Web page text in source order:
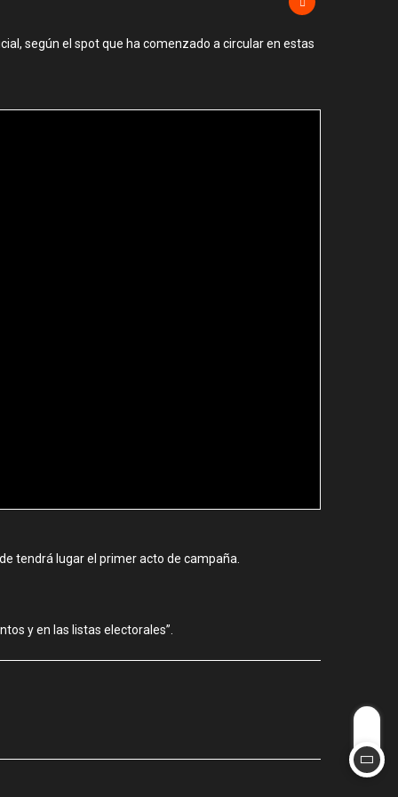
según el spot que ha comenzado a circular en estas
tendrá lugar el primer acto de campaña.
y en las listas electorales”.